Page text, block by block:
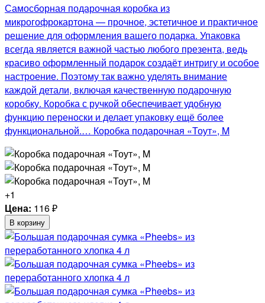
Самосборная подарочная коробка из
микрогофрокартона — прочное, эстетичное и практичное
решение для оформления вашего подарка. Упаковка
всегда является важной частью любого презента, ведь
красиво оформленный подарок создаёт интригу и особое
настроение. Поэтому так важно уделять внимание
каждой детали, включая качественную подарочную
коробку. Коробка с ручкой обеспечивает удобную
функцию переноски и делает упаковку ещё более
функциональной.… Коробка подарочная «Тоут», M
+1
Цена: 116₽
В корзину